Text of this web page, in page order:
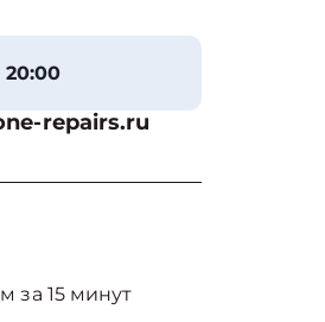
20:00
repairs.ru
за 15 минут